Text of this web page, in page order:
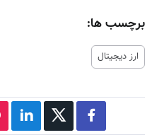
برچسب ها:
ارز دیجیتال